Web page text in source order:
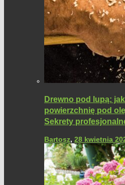
Drewno pod lupą:
powierzchnię pod
Sekrety
Bartosz, 28 kwietnia